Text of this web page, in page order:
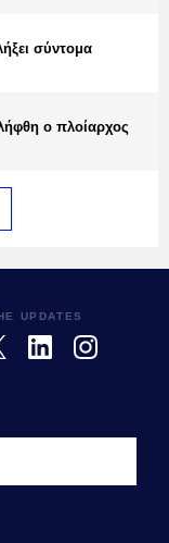
σύντομα
ο πλοίαρχος
UPDATES